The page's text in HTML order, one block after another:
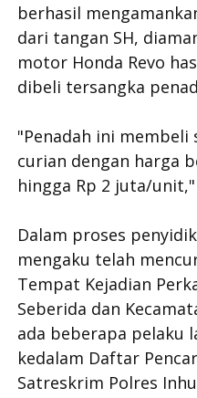
berhasil
dari tangan SH,
motor Honda Revo
dibeli tersangka
"Penadah ini
curian dengan harga
hingga Rp 2 juta/
Dalam proses
mengaku telah
Tempat Kejadian
Seberida dan
ada beberapa pelaku
kedalam Daftar
Satreskrim Polres